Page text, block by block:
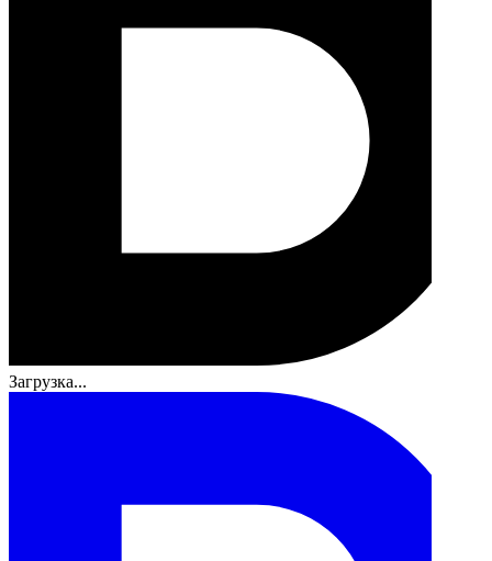
Загрузка...